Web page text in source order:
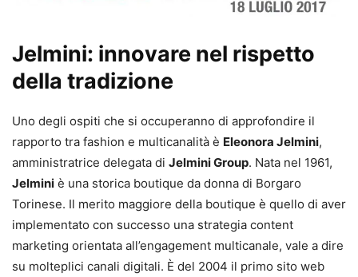
Jelmini: innovare nel rispetto
della tradizione
Uno degli ospiti che si occuperanno di approfondire il
rapporto tra fashion e multicanalità è Eleonora Jelmini,
amministratrice delegata di Jelmini Group. Nata nel 1961,
Jelmini è una storica boutique da donna di Borgaro
Torinese. Il merito maggiore della boutique è quello di aver
implementato con successo una strategia content
marketing orientata all’engagement multicanale, vale a dire
su molteplici canali digitali. È del 2004 il primo sito web